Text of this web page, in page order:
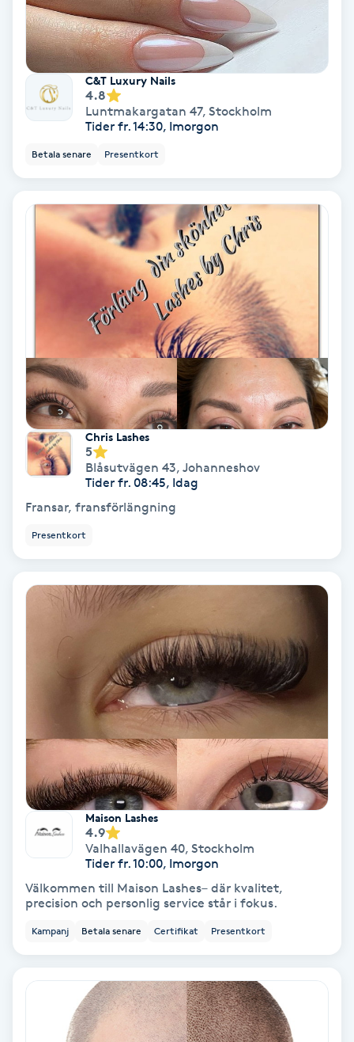
Skäggtrimmning
Skönhet
Slingor
Spa
Spa manikyr & pedikyr
Spraytan
Stylist
Sugaring
Taktil massage
Tandläkare
Tatuering
Tatueringsborttagning
Terapi
Thaimassage
Toning
Torr hårbotten
C&T Luxury Nails
4.8
Luntmakargatan 47, Stockholm
Tider fr. 14:30, Imorgon
Betala senare Presentkort
Chris Lashes
5
Blåsutvägen 43, Johanneshov
Tider fr. 08:45, Idag
Fransar, fransförlängning
Presentkort
Maison Lashes
4.9
Valhallavägen 40, Stockholm
Tider fr. 10:00, Imorgon
Välkommen till Maison Lashes– där kvalitet,
precision och personlig service står i fokus.
Kampanj Betala senare Certifikat Presentkort